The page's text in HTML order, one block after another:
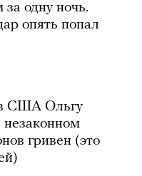
одну ночь.
опять попал
США Ольгу
гривен (это